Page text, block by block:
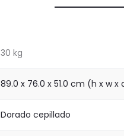
30 kg
89.0 x 76.0 x 51.0 cm (h x w x
Dorado cepillado